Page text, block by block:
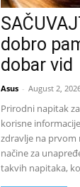
dobro
dobar vid
Asus - August 2,
Prirodni napitak
korisne
zdravlje na prvom
načine za
takvih napitaka,